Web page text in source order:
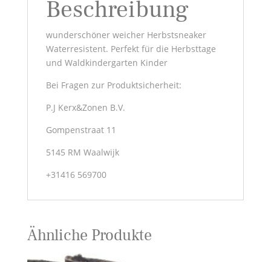
Beschreibung
wunderschöner weicher Herbstsneaker
Waterresistent. Perfekt für die Herbsttage
und Waldkindergarten Kinder
Bei Fragen zur Produktsicherheit:
P.J Kerx&Zonen B.V.
Gompenstraat 11
5145 RM Waalwijk
+31416 569700
Ähnliche Produkte